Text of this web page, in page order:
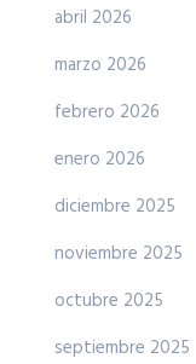
abril 2026
marzo 2026
febrero 2026
enero 2026
diciembre 2025
noviembre 2025
octubre 2025
septiembre 2025